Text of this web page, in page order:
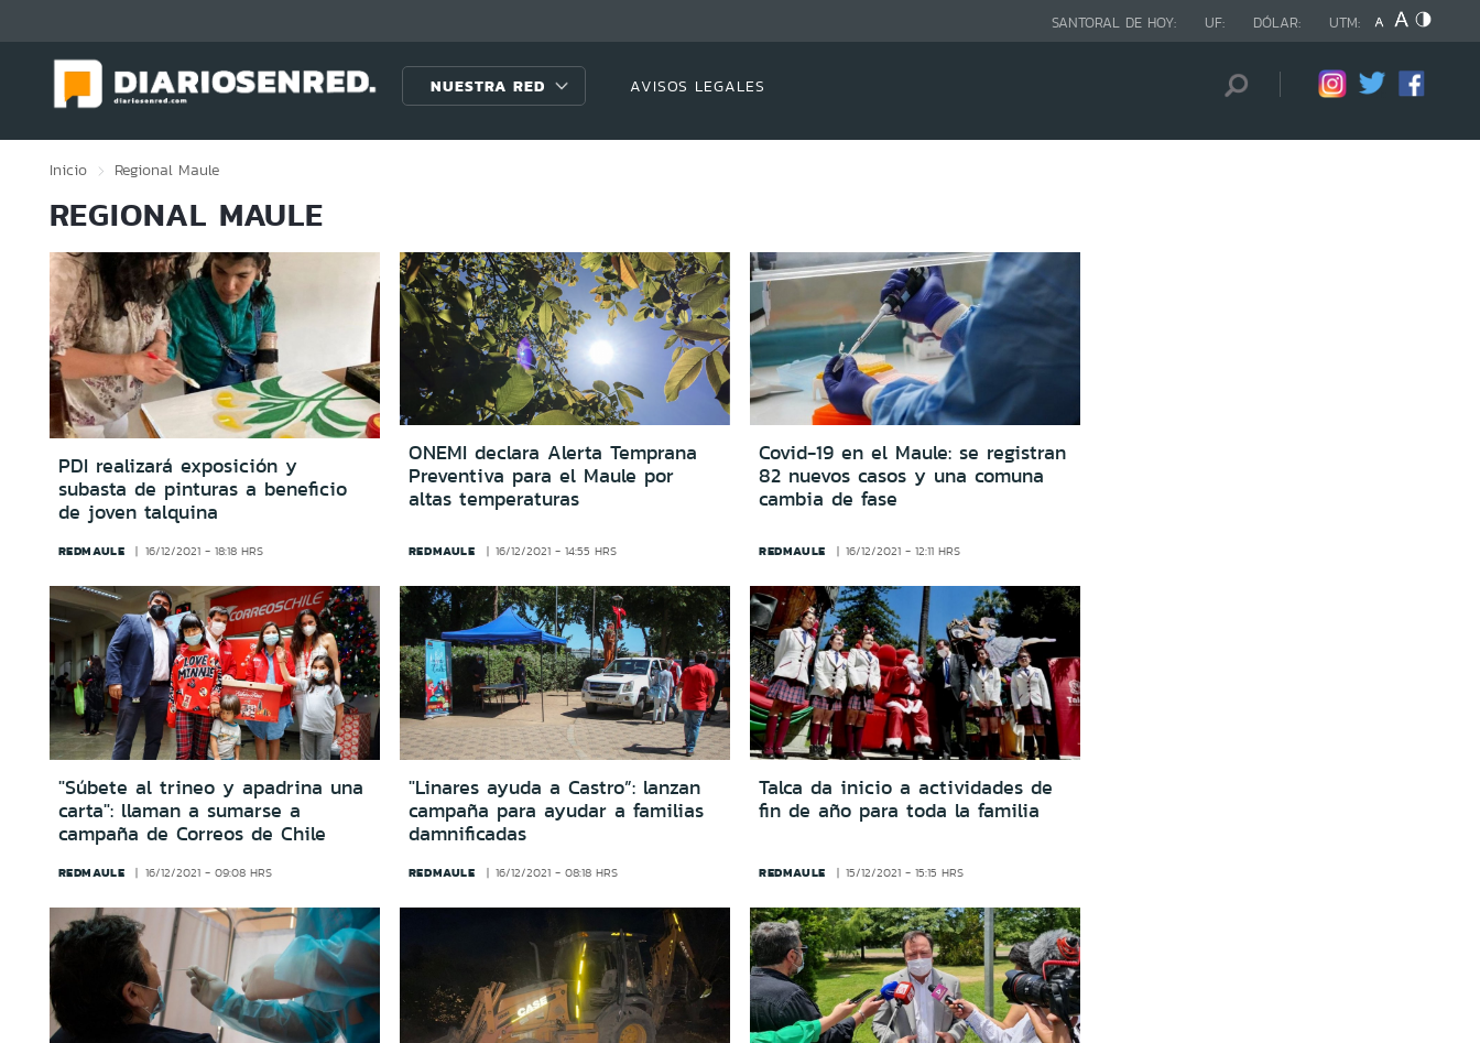
SANTORAL DE HOY: UF: DÓLAR: UTM:
NUESTRA RED AVISOS LEGALES
Inicio Regional Maule
REGIONAL MAULE
PDI realizará exposición y
subasta de pinturas a beneficio
de joven talquina
REDMAULE 16/12/2021 - 18:18 HRS
ONEMI declara Alerta Temprana
Preventiva para el Maule por
altas temperaturas
REDMAULE 16/12/2021 - 14:55 HRS
Covid-19 en el Maule: se registran
82 nuevos casos y una comuna
cambia de fase
REDMAULE 16/12/2021 - 12:11 HRS
"Súbete al trineo y apadrina una
carta": llaman a sumarse a
campaña de Correos de Chile
REDMAULE 16/12/2021 - 09:08 HRS
"Linares ayuda a Castro”: lanzan
campaña para ayudar a familias
damnificadas
REDMAULE 16/12/2021 - 08:18 HRS
Talca da inicio a actividades de
fin de año para toda la familia
REDMAULE 15/12/2021 - 15:15 HRS